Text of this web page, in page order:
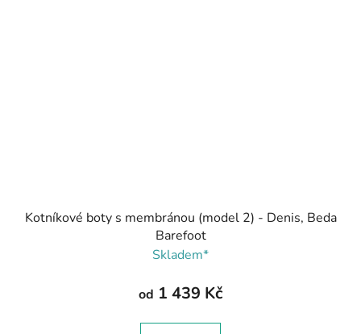
Kotníkové boty s membránou (model 2) - Denis, Beda
Barefoot
Skladem*
od 1 439 Kč